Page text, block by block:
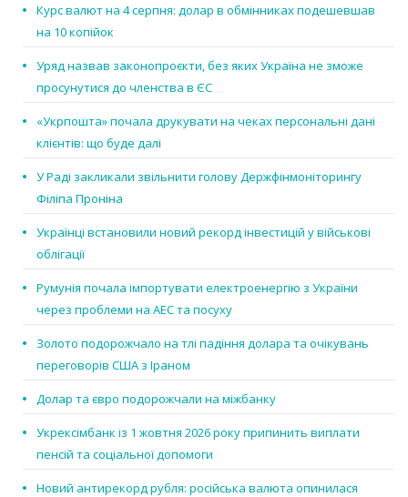
Курс валют на 4 серпня: долар в обмінниках подешевшав
на 10 копійок
Уряд назвав законопроєкти, без яких Україна не зможе
просунутися до членства в ЄС
«Укрпошта» почала друкувати на чеках персональні дані
клієнтів: що буде далі
У Раді закликали звільнити голову Держфінмоніторингу
Філіпа Проніна
Українці встановили новий рекорд інвестицій у військові
облігації
Румунія почала імпортувати електроенергію з України
через проблеми на АЕС та посуху
Золото подорожчало на тлі падіння долара та очікувань
переговорів США з Іраном
Долар та євро подорожчали на міжбанку
Укрексімбанк із 1 жовтня 2026 року припинить виплати
пенсій та соціальної допомоги
Новий антирекорд рубля: російська валюта опинилася